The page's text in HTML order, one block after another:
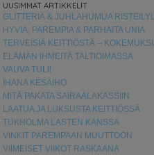
UUSIMMAT ARTIKKELIT
GLITTERIÄ & JUHLAHUMUA
HYVIÄ, PAREMPIA & PARHAITA UNIA
TERVEISIÄ KEITTIÖSTÄ –
ELÄMÄN IHMEITÄ TALTIOIMASSA
VAUVA TULI!
IHANA KESÄIHO
MITÄ PAKATA SAIRAALAKASSIIN
LAATUA JA LUKSUSTA KEITTIÖSSÄ
TUKHOLMA LASTEN KANSSA
VINKIT PAREMPAAN MUUTTOON
VIIMEISET VIIKOT RASKAANA